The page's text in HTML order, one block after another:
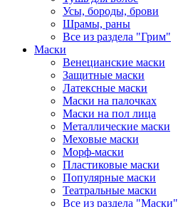
Усы, бороды, брови
Шрамы, раны
Все из раздела "Грим"
Маски
Венецианские маски
Защитные маски
Латексные маски
Маски на палочках
Маски на пол лица
Металлические маски
Меховые маски
Морф-маски
Пластиковые маски
Популярные маски
Театральные маски
Все из раздела "Маски"